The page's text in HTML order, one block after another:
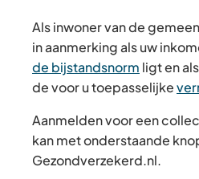
Als inwoner van de
in aanmerking als uw
de bijstandsnorm ligt en
de voor u toepasselijke
Aanmelden voor een
kan met onderstaande
Gezondverzekerd.nl.